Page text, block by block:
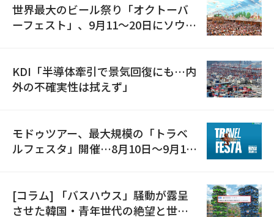
世界最大のビール祭り「オクトーバ
ーフェスト」、9月11〜20日にソウル
KDI「半導体牽引で景気回復にも…内
外の不確実性は拭えず」
モドゥツアー、最大規模の「トラベ
ルフェスタ」開催…8月10日～9月11
[コラム] 「バスハウス」騒動が露呈
させた韓国・青年世代の絶望と世代